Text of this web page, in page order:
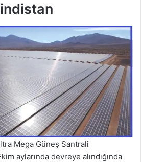
Mega Güneş Santrali
aylarında devreye alındığında